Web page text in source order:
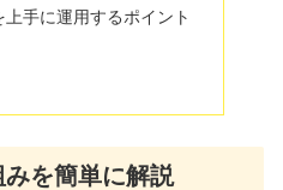
手に運用するポイント
を簡単に解説